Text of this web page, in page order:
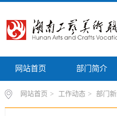
网站首页 部门简介
网站首页 > 工作动态 > 部门新